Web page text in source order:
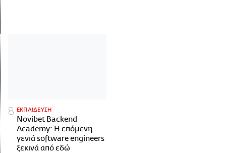
ΕΚΠΑΙΔΕΥΣΗ
Novibet Backend
Academy: Η επόμενη
γενιά software engineers
ξεκινά από εδώ